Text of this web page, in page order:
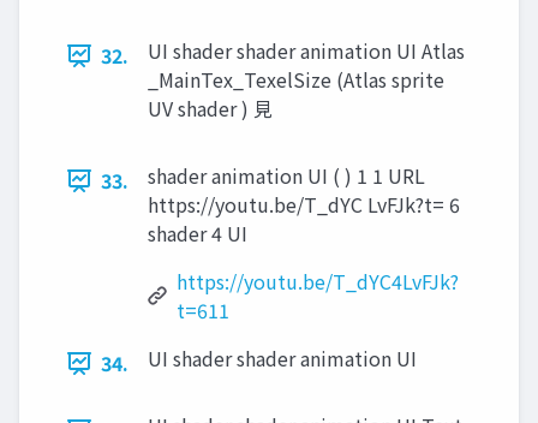
32.
UI shader shader animation UI Atlas
_MainTex_TexelSize (Atlas sprite
UV shader ) ⾒
33.
shader animation UI ( ) 1 1 URL
https://youtu.be/T_dYC LvFJk?t= 6
shader 4 UI
https://youtu.be/T_dYC4LvFJk?
t=611
34.
UI shader shader animation UI